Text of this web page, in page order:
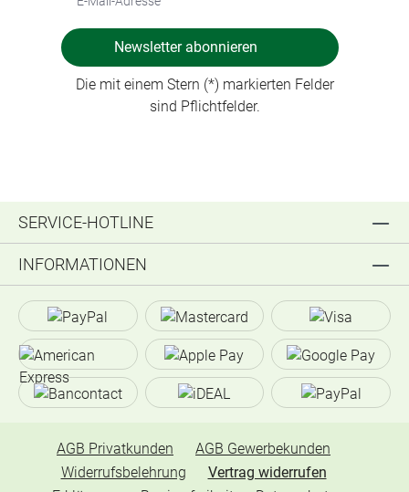
Newsletter abonnieren
Die mit einem Stern (*) markierten Felder
sind Pflichtfelder.
SERVICE-HOTLINE
INFORMATIONEN
AGB Privatkunden
AGB Gewerbekunden
Widerrufsbelehrung
Vertrag widerrufen